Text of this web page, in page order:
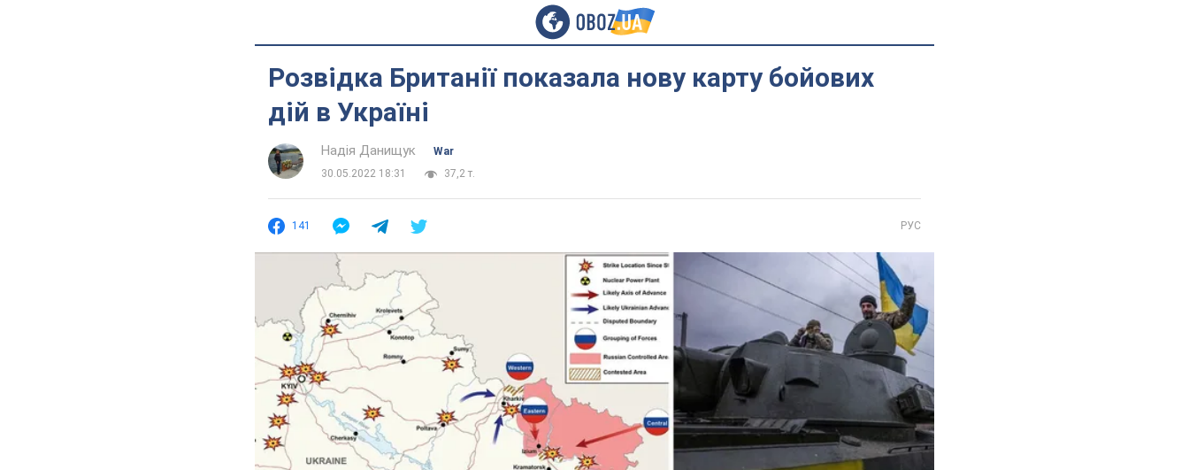
Розвідка Британії показала нову карту бойових
дій в Україні
Надія Данищук
War
30.05.2022 18:31
37,2 т.
141 РУС